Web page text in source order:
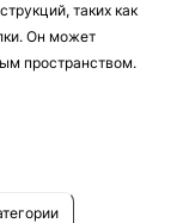
таких как
Он может
пространством.